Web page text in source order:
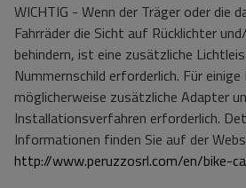
WICHTIG - Wenn der Träger oder die
Fahrräder die Sicht auf Rücklichter
behindern, ist eine zusätzliche
Nummernschild erforderlich. Für
möglicherweise zusätzliche Adapter
Installationsverfahren erforderlich.
Informationen finden Sie auf der
http://www.peruzzosrl.com/en/bike-